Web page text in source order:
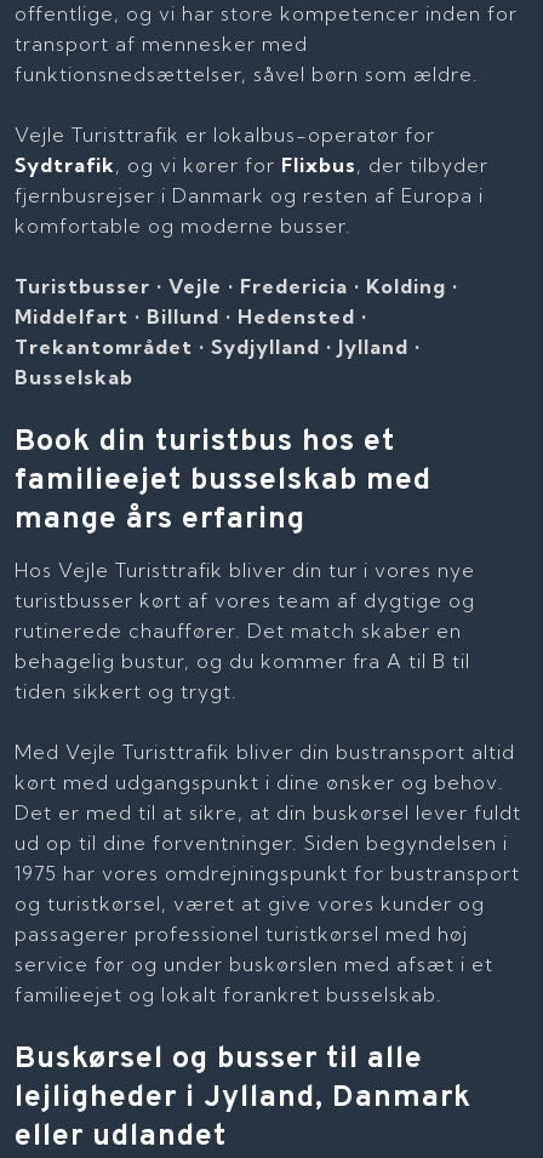
offentlige, og vi har store kompetencer inden for
transport af mennesker med
funktionsnedsættelser, såvel børn som ældre.
Vejle Turisttrafik er lokalbus-operatør for
Sydtrafik, og vi kører for Flixbus, der tilbyder
fjernbusrejser i Danmark og resten af Europa i
komfortable og moderne busser.
Turistbusser • Vejle • Fredericia • Kolding •
Middelfart • Billund • Hedensted •
Trekantområdet • Sydjylland •Jylland •
Busselskab​
Book din turistbus hos et
familieejet busselskab med
mange års erfaring
Hos Vejle Turisttrafik bliver din tur i vores nye
turistbusser kørt af vores team af dygtige og
rutinerede chauffører. Det match skaber en
behagelig bustur, og du kommer fra A til B til
tiden sikkert og trygt.
Med Vejle Turisttrafik bliver din bustransport altid
kørt med udgangspunkt i dine ønsker og behov.
Det er med til at sikre, at din buskørsel lever fuldt
ud op til dine forventninger. Siden begyndelsen i
1975 har vores omdrejningspunkt for bustransport
og turistkørsel, været at give vores kunder og
passagerer professionel turistkørsel med høj
service før og under buskørslen med afsæt i et
familieejet og lokalt forankret busselskab.
Buskørsel og busser til alle
lejligheder i Jylland, Danmark
eller udlandet